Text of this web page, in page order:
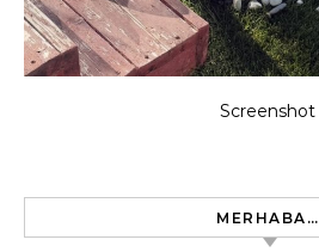
Screenshot
MERHABA…